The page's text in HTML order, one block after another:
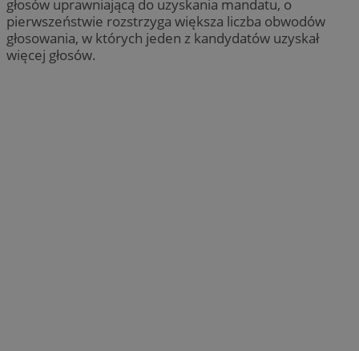
głosów uprawniającą do uzyskania mandatu, o
pierwszeństwie rozstrzyga większa liczba obwodów
głosowania, w których jeden z kandydatów uzyskał
więcej głosów.